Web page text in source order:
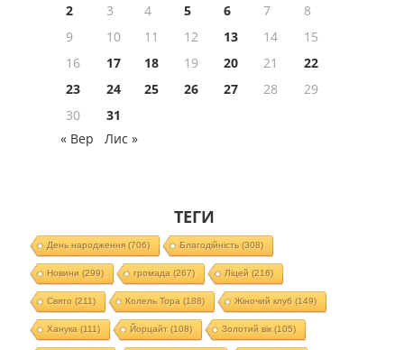
2
3 4 5 6 7
8
9
10 11 12 13 14
15
16
17 18 19 20 21
22
23
24 25 26 27 28
29
30
31
« Вер
Лис »
ТЕГИ
День народження(706) Благодійність(308)
Новини (299) громада (267) Ліцей (216)
Свято (211) Колель Тора (188) Жіночий клуб (149)
Ханука (111) Йорцайт (108) Золотий вік(105)